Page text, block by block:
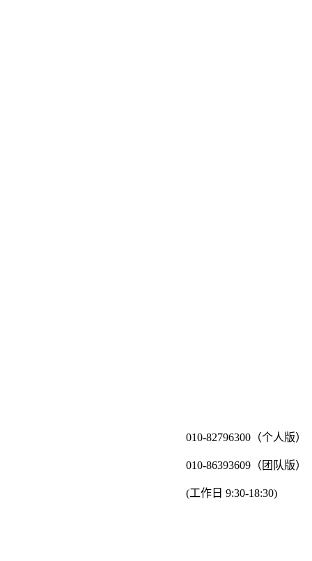
010-82796300（个人版）
010-86393609（团队版）
(工作日 9:30-18:30)